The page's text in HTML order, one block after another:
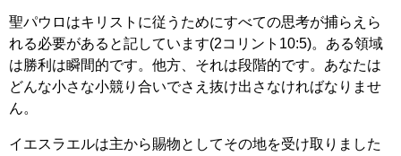
聖パウロはキリストに従うためにすべての思考が捕らえら
れる必要があると記しています(2コリント10:5)。ある領域
は勝利は瞬間的です。他方、それは段階的です。あなたは
どんな小さな小競り合いでさえ抜け出さなければなりませ
ん。
イエスラエルは主から賜物としてその地を受け取りました